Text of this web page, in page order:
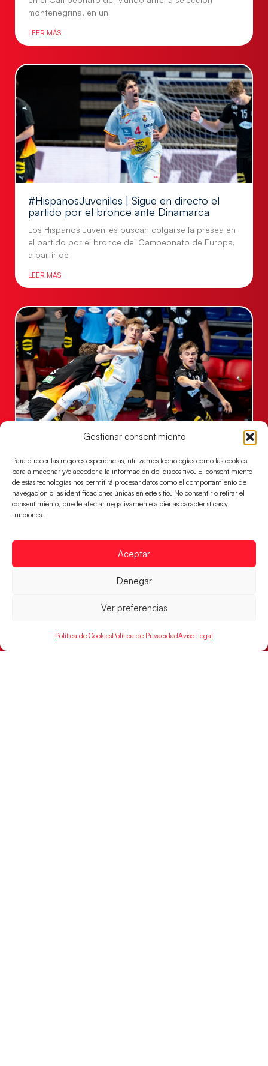
Gestionar consentimiento
Para ofrecer las mejores experiencias, utilizamos tecnologías como las cookies
para almacenar y/o acceder a la información del dispositivo. El consentimiento
de estas tecnologías nos permitirá procesar datos como el comportamiento de
navegación o las identificaciones únicas en este sitio. No consentir o retirar el
consentimiento, puede afectar negativamente a ciertas características y
funciones.
Aceptar
Denegar
Ver preferencias
Política de CookiesPolítica de PrivacidadAviso Legal
montenegrina, en un
LEER MÁS
#HispanosJuveniles | Sigue en directo el
partido por el bronce ante Dinamarca
Los Hispanos Juveniles buscan colgarse la presea en
el partido por el bronce del Campeonato de Europa,
a partir de
LEER MÁS
Una revancha contra Dinamarca para
Los Hispanos Juveniles buscan colgarse la presea en
el partido por el bronce del Campeonato de Europa,
mañana a las
LEER MÁS